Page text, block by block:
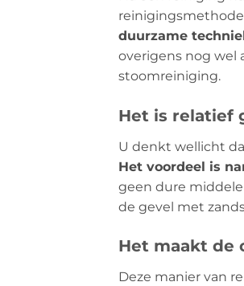
duurzame
overigens nog wel
stoomreiniging.
Het is relatief
U denkt wellicht
Het voordeel is
geen dure
de gevel met
Het maakt de
Deze manier van